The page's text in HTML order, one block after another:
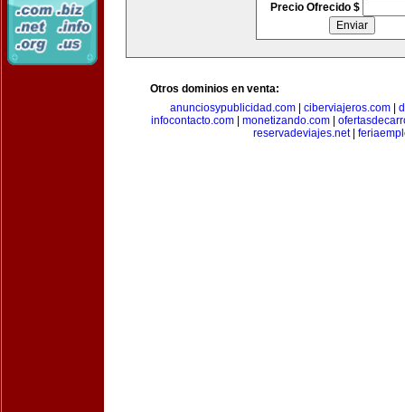
Precio Ofrecido $
Otros dominios en venta:
anunciosypublicidad.com| ciberviajeros.com|
infocontacto.com
monetizando.com
reservadeviajes.net|